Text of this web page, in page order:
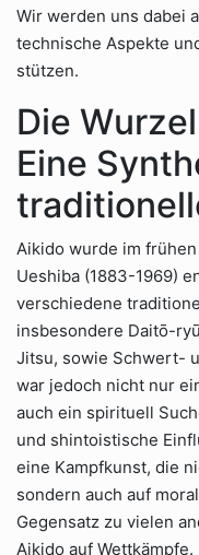
Wir werden uns dabei
technische Aspekte
stützen.
Die
Eine
Aikido wurde im
Ueshiba (1883-1969)
verschiedene
insbesondere Daitō-
Jitsu, sowie Schwert-
war jedoch nicht nur
auch ein spirituell
und shintoistische
eine Kampfkunst, die
sondern auch auf
Gegensatz zu vielen
Aikido auf